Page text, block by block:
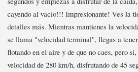
cayendo al vacío!!! Impresionante! Ves la
detalles más. Mientras mantienes la
se llama "velocidad terminal", llegas a
flotando en el aire y de que no caes, pero
velocidad de 280 km/h, disfrutando de 45